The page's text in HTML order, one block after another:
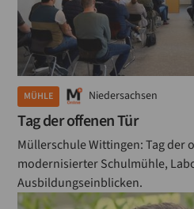
MÜHLE Niedersachsen
Tag der offenen Tür
Müllerschule Wittingen: Tag der
modernisierter Schulmühle,
Ausbildungseinblicken.